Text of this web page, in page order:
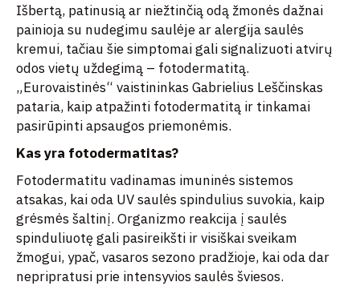
Išbertą, patinusią ar niežtinčią odą žmonės dažnai
painioja su nudegimu saulėje ar alergija saulės
kremui, tačiau šie simptomai gali signalizuoti atvirų
odos vietų uždegimą – fotodermatitą.
„Eurovaistinės“ vaistininkas Gabrielius Leščinskas
pataria, kaip atpažinti fotodermatitą ir tinkamai
pasirūpinti apsaugos priemonėmis.
Kas yra fotodermatitas?
Fotodermatitu vadinamas imuninės sistemos
atsakas, kai oda UV saulės spindulius suvokia, kaip
grėsmės šaltinį. Organizmo reakcija į saulės
spinduliuotę gali pasireikšti ir visiškai sveikam
žmogui, ypač, vasaros sezono pradžioje, kai oda dar
nepripratusi prie intensyvios saulės šviesos.